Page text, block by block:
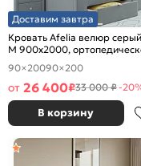
Доставим завтра
Кровать Afelia велюр
М 900x2000,
основание, изголовье мягкое
90×20090×200
от 26 400₽33 000 ₽-
В корзину